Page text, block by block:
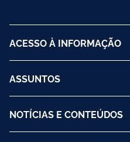
ACESSO À INFORMAÇÃO
ASSUNTOS
NOTÍCIAS E CONTEÚDOS